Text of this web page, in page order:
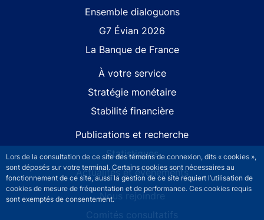
Lors de la consultation de ce site des témoins de connexion, dits « cookies »,
sont déposés sur votre terminal. Certains cookies sont nécessaires au
fonctionnement de ce site, aussi la gestion de ce site requiert l’utilisation de
cookies de mesure de fréquentation et de performance. Ces cookies requis
sont exemptés de consentement.
Ensemble dialoguons
G7 Évian 2026
La Banque de France
À votre service
Stratégie monétaire
Stabilité financière
Publications et recherche
Statistiques
Actualités et événements
Nous rejoindre
Comités consultatifs